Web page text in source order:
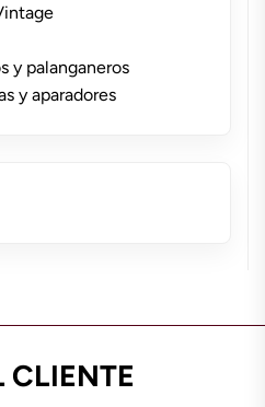
y palanganeros
y aparadores
CLIENTE